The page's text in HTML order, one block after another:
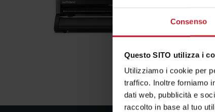
Consenso
Questo SITO utilizza i
Utilizziamo i cookie per
traffico. Inoltre forniamo
dati web, pubblicità e
raccolto in base al tuo